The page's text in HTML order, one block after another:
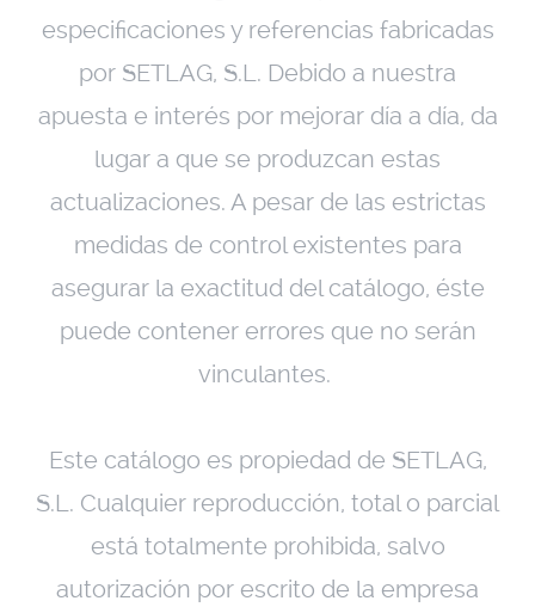
especificaciones y referencias fabricadas
por SETLAG, S.L. Debido a nuestra
apuesta e interés por mejorar día a día, da
lugar a que se produzcan estas
actualizaciones. A pesar de las estrictas
medidas de control existentes para
asegurar la exactitud del catálogo, éste
puede contener errores que no serán
vinculantes.
Este catálogo es propiedad de SETLAG,
S.L. Cualquier reproducción, total o parcial
está totalmente prohibida, salvo
autorización por escrito de la empresa